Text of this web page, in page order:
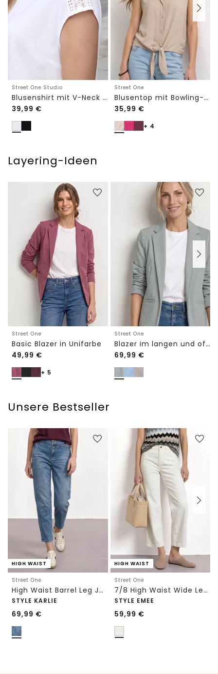
Street One Studio
Blusenshirt mit V-Neck und Spitze
39,99 €
Street One
Blusentop mit Bowling-Kragen und Knoten
35,99 €
+ 4
Layering-Ideen
Street One
Basic Blazer in Unifarbe
49,99 €
+ 5
Street One
Blazer im langen und offenen Schnitt
69,99 €
Unsere Bestseller
HIGH WAIST
Street One
High Waist Barrel Leg Jeans im Loose Fit
STYLE KARLIE
69,99 €
HIGH WAIST
Street One
7/8 High Waist Wide Leg Jeans im Loose Fit
STYLE EMEE
59,99 €